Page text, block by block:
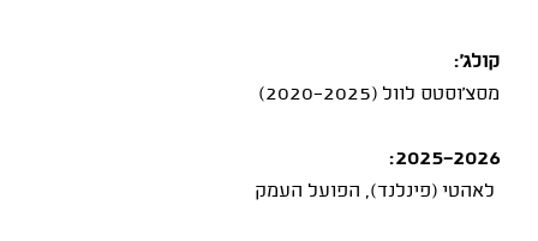
קולג':
מסצ'וסטס לוול (2020-2025)
2025-2026:
לאהטי (פינלנד), הפועל העמק